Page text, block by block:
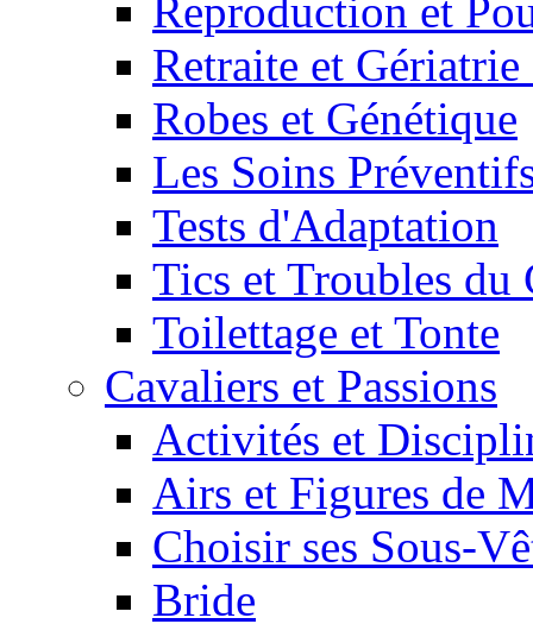
Reproduction et
Retraite et
Robes et Génétique
Les Soins
Tests d'Adaptation
Tics et Troubles du
Toilettage et Tonte
Cavaliers et Passions
Activités et
Airs et Figures de
Choisir ses Sous-
Bride